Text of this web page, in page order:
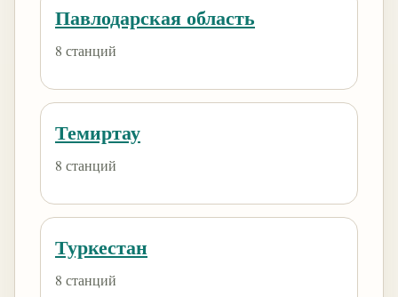
Павлодарская область
8 станций
Темиртау
8 станций
Туркестан
8 станций